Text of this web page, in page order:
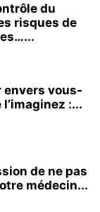
du
risques de
envers vous-
:...
de ne pas
médecin...